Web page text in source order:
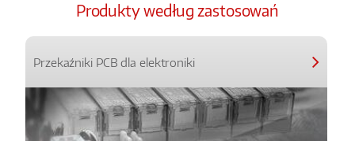
Produkty według zastosowań
Przekaźniki PCB dla elektroniki